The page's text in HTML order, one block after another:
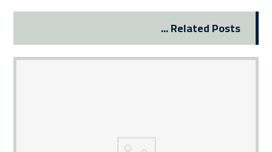
Related Posts ...